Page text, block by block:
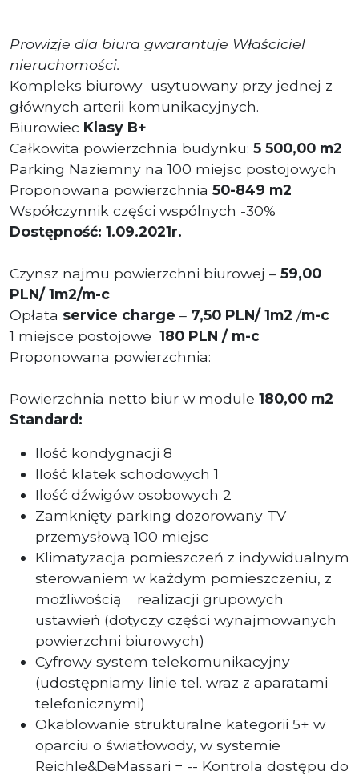
Prowizje dla biura gwarantuje Właściciel
nieruchomości.
Kompleks biurowy usytuowany przy jednej z
głównych arterii komunikacyjnych.
Biurowiec Klasy B+
Całkowita powierzchnia budynku: 5 500,00 m2
Parking Naziemny na 100 miejsc postojowych
Proponowana powierzchnia 50-849 m2
Współczynnik części wspólnych -30%
Dostępność: 1.09.2021r.
Czynsz najmu powierzchni biurowej – 59,00
PLN/ 1m2/m-c
Opłata service charge – 7,50 PLN/ 1m2 /m-c
1 miejsce postojowe 180 PLN / m-c
Proponowana powierzchnia:
Powierzchnia netto biur w module 180,00 m2
Standard:
Ilość kondygnacji 8
Ilość klatek schodowych 1
Ilość dźwigów osobowych 2
Zamknięty parking dozorowany TV
przemysłową 100 miejsc
Klimatyzacja pomieszczeń z indywidualnym
sterowaniem w każdym pomieszczeniu, z
możliwością
realizacji grupowych
ustawień (dotyczy części wynajmowanych
powierzchni biurowych)
Cyfrowy system telekomunikacyjny
(udostępniamy linie tel. wraz z aparatami
telefonicznymi)
Okablowanie strukturalne kategorii 5+ w
oparciu o światłowody, w systemie
Reichle&DeMassari − -- Kontrola dostępu do